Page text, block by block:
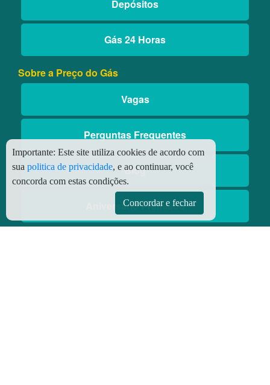
Depósitos
Gás 24 Horas
Sobre a Preço do Gás
Vagas
Perguntas Frequentes
Blog
Aniversário Premiado
Importante: Este site utiliza cookies de acordo com
sua politica de privacidade, e ao continuar, você
concorda com estas condições.
Concordar e fechar